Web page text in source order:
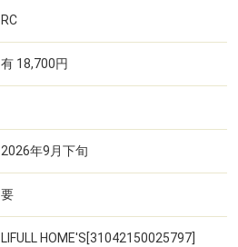
RC
有 18,700円
2026年9月下旬
要
LIFULL HOME'S[31042150025797]